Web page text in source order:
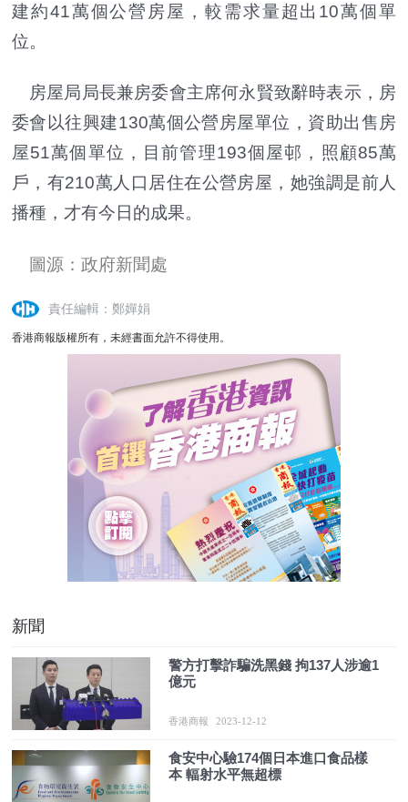
建約41萬個公營房屋，較需求量超出10萬個單
位。
房屋局局長兼房委會主席何永賢致辭時表示，房
委會以往興建130萬個公營房屋單位，資助出售房
屋51萬個單位，目前管理193個屋邨，照顧85萬
戶，有210萬人口居住在公營房屋，她強調是前人
播種，才有今日的成果。
圖源：政府新聞處
責任編輯：鄭嬋娟
香港商報版權所有，未經書面允許不得使用。
新聞
警方打擊詐騙洗黑錢 拘137人涉逾1
億元
香港商報 2023-12-12
食安中心驗174個日本進口食品樣
本 輻射水平無超標